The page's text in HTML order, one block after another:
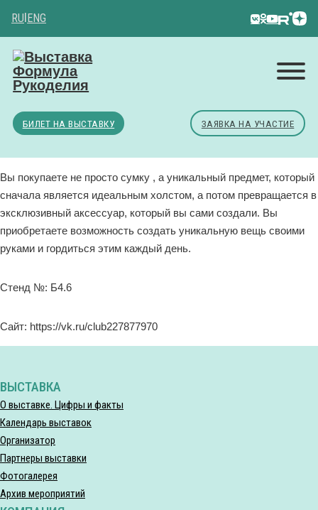
RU ENG
БИЛЕТ НА ВЫСТАВКУ ЗАЯВКА НА УЧАСТИЕ
Вы покупаете не просто сумку , а уникальный предмет, который
сначала является идеальным холстом, а потом превращается в
эксклюзивный аксессуар, который вы сами создали. Вы
приобретаете возможность создать уникальную вещь своими
руками и гордиться этим каждый день.
Стенд №: Б4.6
Сайт: https://vk.ru/club227877970
ВЫСТАВКА
О выставке. Цифры и факты
Календарь выставок
Организатор
Партнеры выставки
Фотогалерея
Архив мероприятий